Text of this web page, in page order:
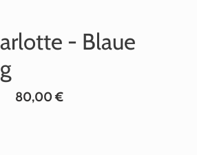
- Blaue
Normaler
80,00 €